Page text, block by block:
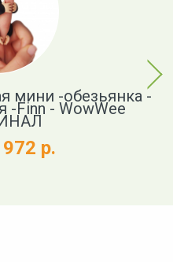
мини -обезьянка -
-Finn - WowWee
р.
Next